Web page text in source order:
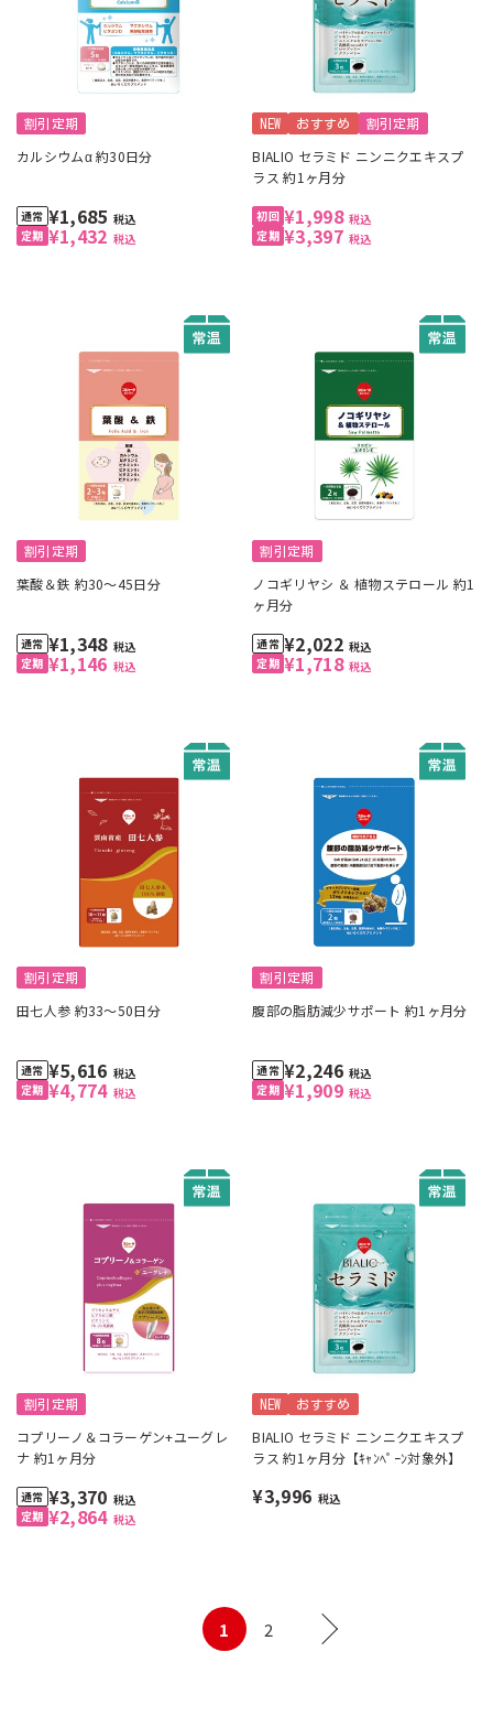
割引定期
カルシウムα 約30日分
¥1,432 税込
¥1,685 税込
NEW おすすめ 割引定期
BIALIO セラミド ニンニクエキスプ
ラス 約1ヶ月分
¥1,998 税込
¥3,397 税込
割引定期
葉酸＆鉄 約30～45日分
¥1,146 税込
¥1,348 税込
割引定期
ノコギリヤシ ＆ 植物ステロール 約1
ヶ月分
¥1,718 税込
¥2,022 税込
割引定期
田七人参 約33～50日分
¥4,774 税込
¥5,616 税込
割引定期
腹部の脂肪減少サポート 約1ヶ月分
¥1,909 税込
¥2,246 税込
割引定期
コプリーノ＆コラーゲン+ユーグレ
ナ 約1ヶ月分
¥2,864 税込
¥3,370 税込
NEW おすすめ
BIALIO セラミド ニンニクエキスプ
ラス 約1ヶ月分【ｷｬﾝﾍﾟｰﾝ対象外】
¥3,996 税込
1 2